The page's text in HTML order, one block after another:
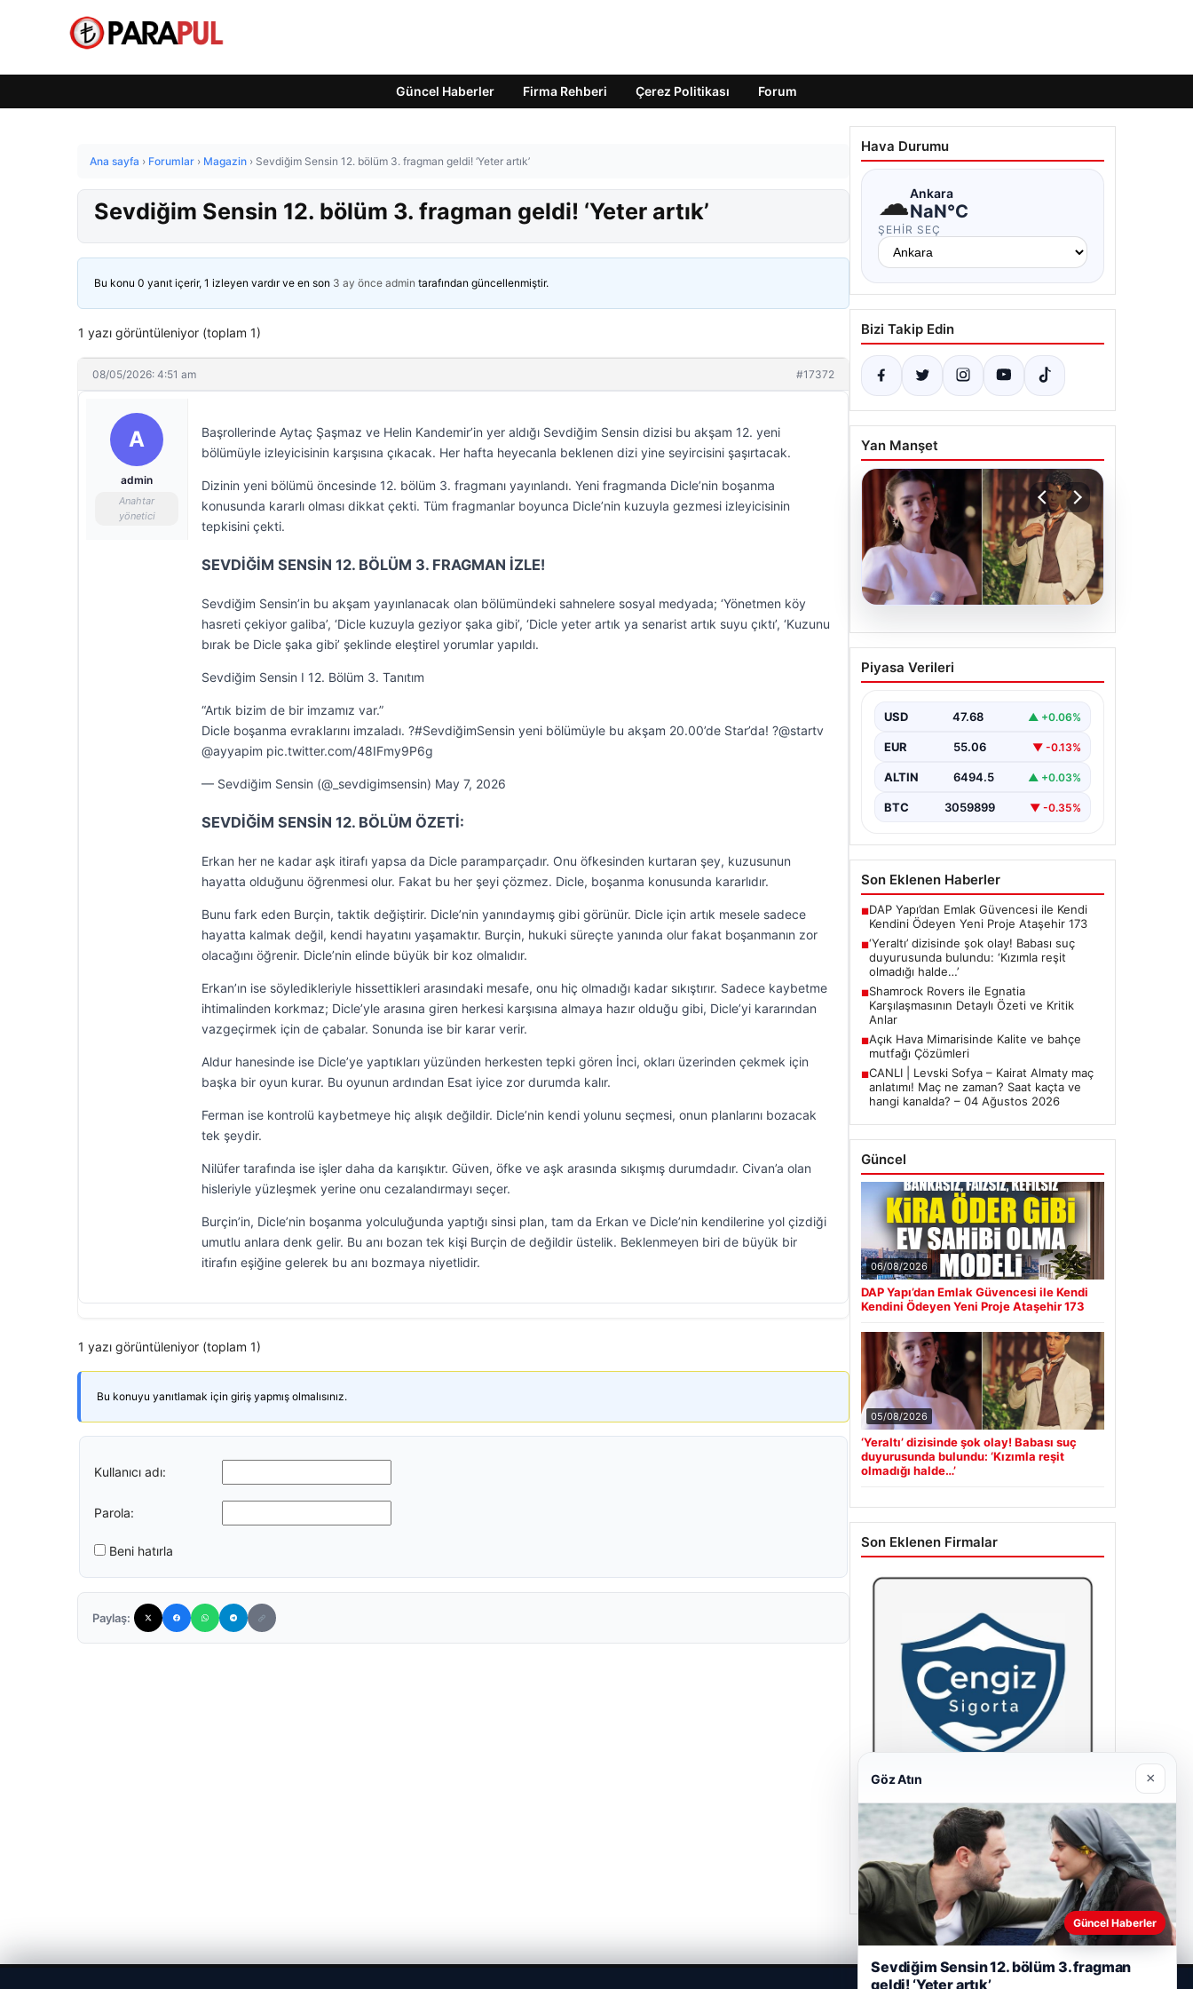
Güncel Haberler Firma Rehberi Çerez Politikası Forum
Ana sayfa › Forumlar › Magazin › Sevdiğim Sensin 12. bölüm 3. fragman geldi! ‘Yeter artık’
Sevdiğim Sensin 12. bölüm 3. fragman geldi! ‘Yeter artık’
Bu konu 0 yanıt içerir, 1 izleyen vardır ve en son 3 ay önce admin tarafından güncellenmiştir.
1 yazı görüntüleniyor (toplam 1)
08/05/2026: 4:51 am #17372
A
admin
Anahtar
yönetici
Başrollerinde Aytaç Şaşmaz ve Helin Kandemir’in yer aldığı Sevdiğim Sensin dizisi bu akşam 12. yeni
bölümüyle izleyicisinin karşısına çıkacak. Her hafta heyecanla beklenen dizi yine seyircisini şaşırtacak.
Dizinin yeni bölümü öncesinde 12. bölüm 3. fragmanı yayınlandı. Yeni fragmanda Dicle’nin boşanma
konusunda kararlı olması dikkat çekti. Tüm fragmanlar boyunca Dicle’nin kuzuyla gezmesi izleyicisinin
tepkisini çekti.
SEVDİĞİM SENSİN 12. BÖLÜM 3. FRAGMAN İZLE!
Sevdiğim Sensin’in bu akşam yayınlanacak olan bölümündeki sahnelere sosyal medyada; ‘Yönetmen köy
hasreti çekiyor galiba’, ‘Dicle kuzuyla geziyor şaka gibi’, ‘Dicle yeter artık ya senarist artık suyu çıktı’, ‘Kuzunu
bırak be Dicle şaka gibi’ şeklinde eleştirel yorumlar yapıldı.
Sevdiğim Sensin I 12. Bölüm 3. Tanıtım
“Artık bizim de bir imzamız var.”
Dicle boşanma evraklarını imzaladı. ?#SevdiğimSensin yeni bölümüyle bu akşam 20.00’de Star’da! ?@startv
@ayyapim pic.twitter.com/48IFmy9P6g
— Sevdiğim Sensin (@_sevdigimsensin) May 7, 2026
SEVDİĞİM SENSİN 12. BÖLÜM ÖZETİ:
Erkan her ne kadar aşk itirafı yapsa da Dicle paramparçadır. Onu öfkesinden kurtaran şey, kuzusunun
hayatta olduğunu öğrenmesi olur. Fakat bu her şeyi çözmez. Dicle, boşanma konusunda kararlıdır.
Bunu fark eden Burçin, taktik değiştirir. Dicle’nin yanındaymış gibi görünür. Dicle için artık mesele sadece
hayatta kalmak değil, kendi hayatını yaşamaktır. Burçin, hukuki süreçte yanında olur fakat boşanmanın zor
olacağını öğrenir. Dicle’nin elinde büyük bir koz olmalıdır.
Erkan’ın ise söyledikleriyle hissettikleri arasındaki mesafe, onu hiç olmadığı kadar sıkıştırır. Sadece kaybetme
ihtimalinden korkmaz; Dicle’yle arasına giren herkesi karşısına almaya hazır olduğu gibi, Dicle’yi kararından
vazgeçirmek için de çabalar. Sonunda ise bir karar verir.
Aldur hanesinde ise Dicle’ye yaptıkları yüzünden herkesten tepki gören İnci, okları üzerinden çekmek için
başka bir oyun kurar. Bu oyunun ardından Esat iyice zor durumda kalır.
Ferman ise kontrolü kaybetmeye hiç alışık değildir. Dicle’nin kendi yolunu seçmesi, onun planlarını bozacak
tek şeydir.
Nilüfer tarafında ise işler daha da karışıktır. Güven, öfke ve aşk arasında sıkışmış durumdadır. Civan’a olan
hisleriyle yüzleşmek yerine onu cezalandırmayı seçer.
Burçin’in, Dicle’nin boşanma yolculuğunda yaptığı sinsi plan, tam da Erkan ve Dicle’nin kendilerine yol çizdiği
umutlu anlara denk gelir. Bu anı bozan tek kişi Burçin de değildir üstelik. Beklenmeyen biri de büyük bir
itirafın eşiğine gelerek bu anı bozmaya niyetlidir.
1 yazı görüntüleniyor (toplam 1)
Bu konuyu yanıtlamak için giriş yapmış olmalısınız.
Kullanıcı adı:
Parola:
Beni hatırla
Paylaş:
Hava Durumu
☁Ankara
NaN°C
ŞEHIR SEÇ
Bizi Takip Edin
Yan Manşet
05.08.2026
‘Yeraltı’ dizisinde şok
olay! Babası suç
‘Kızımla reşit olmadığı
halde…’
Piyasa Verileri
USD 47.68 ▲ +0.06%
EUR 55.06 ▼ -0.13%
ALTIN 6494.5 ▲ +0.03%
BTC 3059899 ▼ -0.35%
Son Eklenen Haberler
■DAP Yapı’dan Emlak Güvencesi ile Kendi
Kendini Ödeyen Yeni Proje Ataşehir 173
■‘Yeraltı’ dizisinde şok olay! Babası suç
duyurusunda bulundu: ‘Kızımla reşit
olmadığı halde…’
■Shamrock Rovers ile Egnatia
Karşılaşmasının Detaylı Özeti ve Kritik
Anlar
■Açık Hava Mimarisinde Kalite ve bahçe
mutfağı Çözümleri
■CANLI | Levski Sofya – Kairat Almaty maç
anlatımı! Maç ne zaman? Saat kaçta ve
hangi kanalda? – 04 Ağustos 2026
Güncel
06/08/2026
DAP Yapı’dan Emlak Güvencesi ile Kendi
Kendini Ödeyen Yeni Proje Ataşehir 173
05/08/2026
‘Yeraltı’ dizisinde şok olay! Babası suç
duyurusunda bulundu: ‘Kızımla reşit
olmadığı halde…’
Son Eklenen Firmalar
Cengiz Sigorta
23/06/2026
Göz Atın ×
Güncel Haberler
Sevdiğim Sensin 12. bölüm 3. fragman
geldi! ‘Yeter artık’